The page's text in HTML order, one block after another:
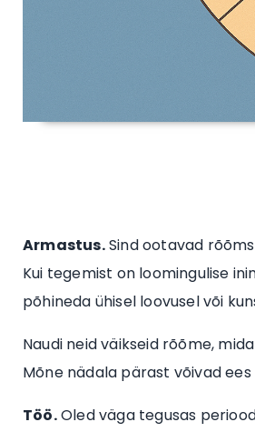
Armastus.Sind ootavad
Kui tegemist on loomingulise
põhineda ühisel loovusel või
Naudi neid väikseid rõõme,
Mõne nädala pärast võivad
Töö.Oled väga tegusas